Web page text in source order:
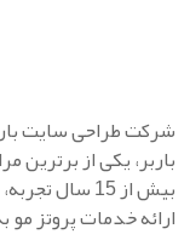
شرکت طراحی سایت
باربر، یکی از برترین
بیش از 15
ارائه خدمات پروتز مو